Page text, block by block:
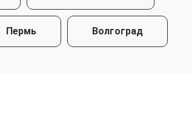
Пермь Волгоград